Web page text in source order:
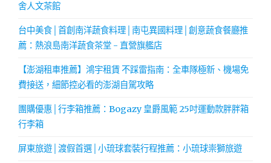
舍人文茶館
台中美食│首創南洋蔬食料理│南屯異國料理│創意蔬食餐廳推
薦：熱浪島南洋蔬食茶堂 - 直營旗艦店
【澎湖租車推薦】鴻宇租賃 不踩雷指南：全車隊極新、機場免
費接送，細節控必看的澎湖自駕攻略
團購優惠│行李箱推薦：Bogazy 皇爵風範 25吋運動款胖胖箱
行李箱
屏東旅遊│渡假首選│小琉球套裝行程推薦：小琉球崇獅旅遊